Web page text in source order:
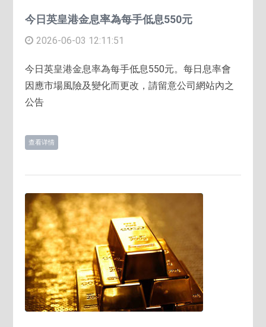
今日英皇港金息率為每手低息550元
2026-06-03 12:11:51
今日英皇港金息率為每手低息550元。每日息率會
因應市場風險及變化而更改，請留意公司網站內之
公告
查看详情